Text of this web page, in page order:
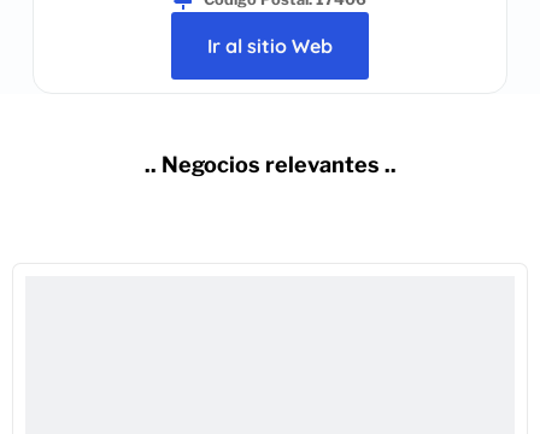
Ir al sitio Web
.. Negocios relevantes ..